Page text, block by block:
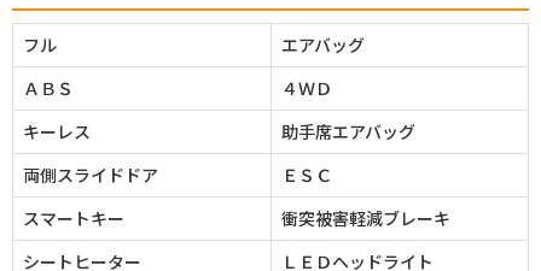
フル
エアバッグ
ＡＢＳ
４ＷＤ
キーレス
助手席エアバッグ
両側スライドドア
ＥＳＣ
スマートキー
衝突被害軽減ブレーキ
シートヒーター
ＬＥＤヘッドライト